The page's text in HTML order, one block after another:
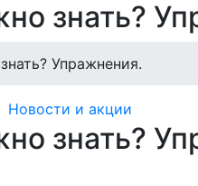
Новости и акции
знать?
Упражнения.
знать?